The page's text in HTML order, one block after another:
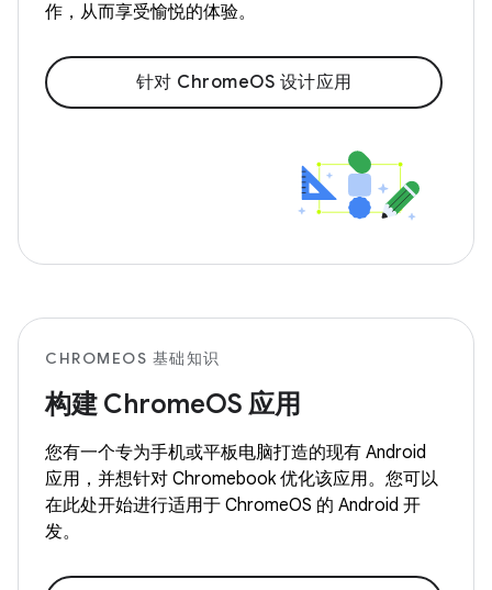
作，从而享受愉悦的体验。
针对 ChromeOS 设计应用
CHROMEOS 基础知识
构建 ChromeOS 应用
您有一个专为手机或平板电脑打造的现有 Android
应用，并想针对 Chromebook 优化该应用。您可以
在此处开始进行适用于 ChromeOS 的 Android 开
发。